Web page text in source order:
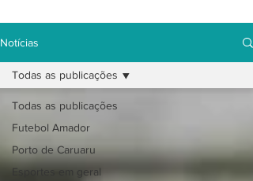
Notícias
Todas as publicações
Futebol Amador
Porto de Caruaru
Esportes em geral
Todas as publicações